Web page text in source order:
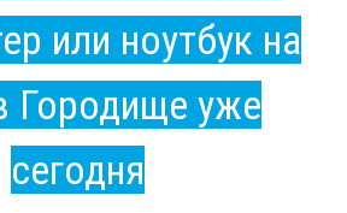
или ноутбук на
Городище уже
сегодня